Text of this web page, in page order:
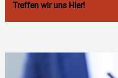
Treffen wir uns Hier!